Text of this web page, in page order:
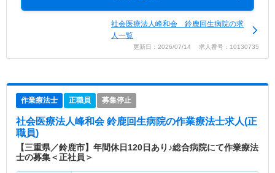
社会医療法人峰和会 鈴鹿回生病院の求
人一覧
更新日：2026/07/14 求人番号：10130735
作業療法士 正職員 募集停止
社会医療法人峰和会 鈴鹿回生病院の作業療法士求人(正
職員)
【三重県／鈴鹿市】年間休日120日あり♪総合病院にて作業療法
士の募集＜正社員＞